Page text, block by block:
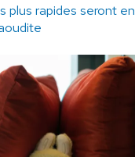
plus rapides seront en